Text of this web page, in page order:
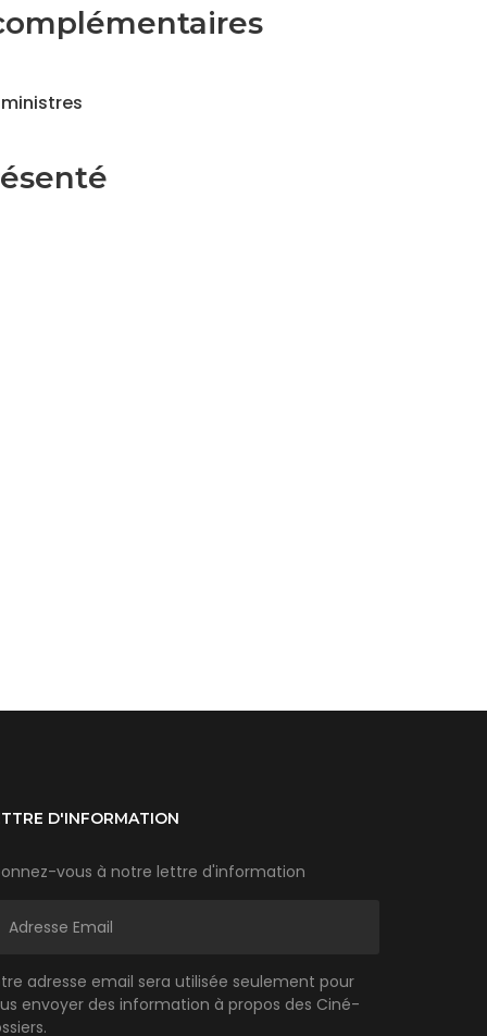
D'INFORMATION
vous à notre lettre d'information
adresse email sera utilisée seulement pour
envoyer des information à propos des Ciné-